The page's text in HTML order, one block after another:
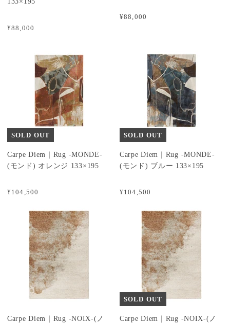
¥88,000
¥88,000
SOLD OUT
¥104,500
Carpe Diem｜Rug -MONDE-
(モンド) オレンジ 133×195
SOLD OUT
¥104,500
Carpe Diem｜Rug -MONDE-
(モンド) ブルー 133×195
Carpe Diem｜Rug -NOIX-(ノ
SOLD OUT
Carpe Diem｜Rug -NOIX-(ノ